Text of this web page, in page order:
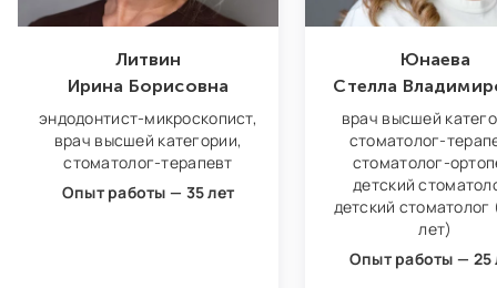
Литвин
Ирина Борисовна
эндодонтист‑микроскопист,
врач высшей категории,
стоматолог-терапевт
Опыт работы — 35 лет
Юнаева
Стелла
врач высшей
стоматолог-
детский
детский стоматолог
лет)
Опыт работы — 25